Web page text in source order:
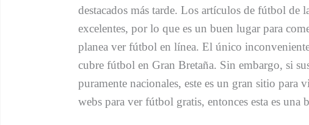
destacados más tarde. Los artículos de fútbol de
excelentes, por lo que es un buen lugar para
planea ver fútbol en línea. El único
cubre fútbol en Gran Bretaña. Sin embargo, si
puramente nacionales, este es un gran sitio para
webs para ver fútbol gratis, entonces esta es una